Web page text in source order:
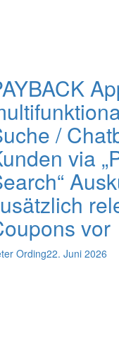
/
via
vor
Ording22. Juni 2026